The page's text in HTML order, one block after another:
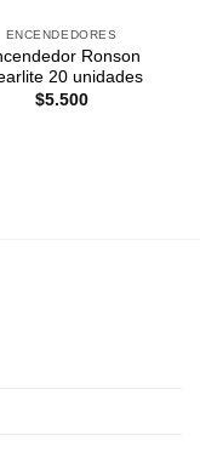
ENCENDEDORES
Ronson
20 unidades
$5.500